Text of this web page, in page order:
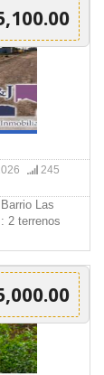
245
Las
2 terrenos